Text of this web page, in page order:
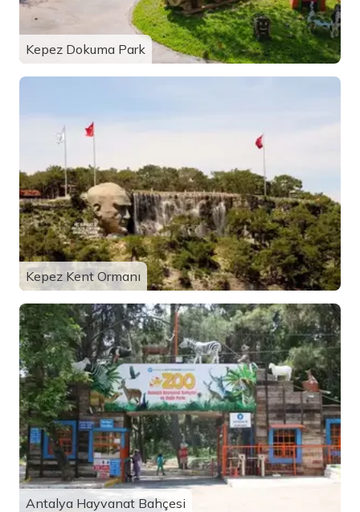
Kepez Dokuma Park
Kepez Kent Ormanı
Antalya Hayvanat Bahçesi